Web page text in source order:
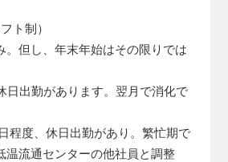
ト制）
。但し、年末年始はその限りでは
日出勤があります。翌月で消化で
程度、休日出勤があり。繁忙期で
温流通センターの他社員と調整